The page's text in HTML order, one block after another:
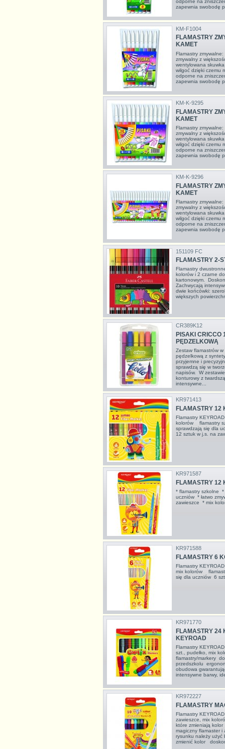
odporne na
zapewnia swobodę
KM-F1004
FLAMASTRY
KAMET
Flamastry
zmywalny z
wentylowana
wilgoć dzięki czemu
odporne na
zapewnia swobodę
KM-K-9295
FLAMASTRY
KAMET
Flamastry
zmywalny z
wentylowana
wilgoć dzięki czemu
odporne na
zapewnia swobodę
KM-K-9296
FLAMASTRY
KAMET
Flamastry
zmywalny z
wentylowana
wilgoć dzięki czemu
odporne na
zapewnia swobodę
151109 FC
FLAMASTRY 2-
Flamastry
kolorów i 2 czarne
kartonowym.
Zachwycają
dwie końcówki:
większych
CR389K12
PISAKI CRICCO
PĘDZELKOWĄ
Zestaw flamastrów
pędzelkową z
przyjemne i
sprawdzą się w
napisów. W
konturowy z
intensywne...
KR971413
FLAMASTRY 12
Flamastry
kolorów flamastry
sprawdzają się dla
12 sztuk w j.s. na
KR971587
FLAMASTRY 12
* flamastry szkolne
uczniów * łatwo
zawieszce * mix
KR971588
FLAMASTRY 6
Flamastry
mix kolorów
się dla uczniów 6
KR971770
FLAMASTRY 24
KEYROAD
Flamastry
szt., pudełko, mix
flamastry/markery
przedszkolu
obudowa
intensywne barwy,
KR972227
FLAMASTRY
Flamastry
zawieszce, mix
które zmieniają
magiczny flamaster
rysunku należy użyć
zmienić kolor